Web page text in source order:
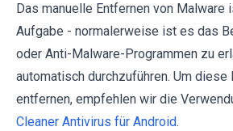
Das manuelle Entfernen von
Aufgabe - normalerweise ist es das
oder Anti-Malware-Programmen zu
automatisch durchzuführen. Um diese
entfernen, empfehlen wir die
Cleaner Antivirus für Android.